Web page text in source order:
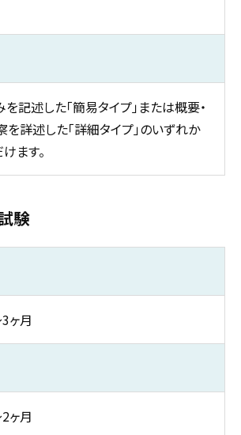
記述した「簡易タイプ」または概要・
を詳述した「詳細タイプ」のいずれか
ます。
験
ヶ月
ヶ月